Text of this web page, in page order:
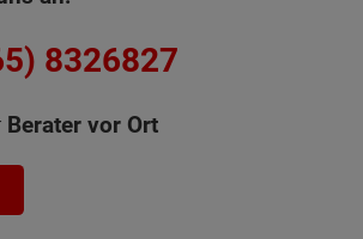
8326827
Berater vor Ort